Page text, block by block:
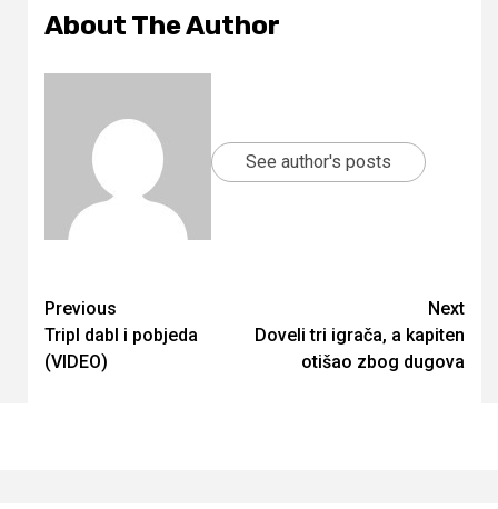
About The Author
See author's posts
Continue
Reading
Previous
Tripl dabl i pobjeda
(VIDEO)
Next
Doveli tri igrača, a kapiten
otišao zbog dugova